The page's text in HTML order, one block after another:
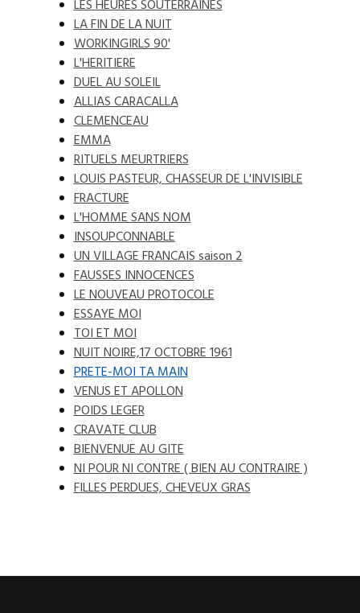
LES HEURES SOUTERRAINES
LA FIN DE LA NUIT
WORKINGIRLS 90'
L'HERITIERE
DUEL AU SOLEIL
ALLIAS CARACALLA
CLEMENCEAU
EMMA
RITUELS MEURTRIERS
LOUIS PASTEUR, CHASSEUR DE L'INVISIBLE
FRACTURE
L'HOMME SANS NOM
INSOUPCONNABLE
UN VILLAGE FRANCAIS saison 2
FAUSSES INNOCENCES
LE NOUVEAU PROTOCOLE
ESSAYE MOI
TOI ET MOI
NUIT NOIRE,17 OCTOBRE 1961
PRETE-MOI TA MAIN
VENUS ET APOLLON
POIDS LEGER
CRAVATE CLUB
BIENVENUE AU GITE
NI POUR NI CONTRE ( BIEN AU CONTRAIRE )
FILLES PERDUES, CHEVEUX GRAS